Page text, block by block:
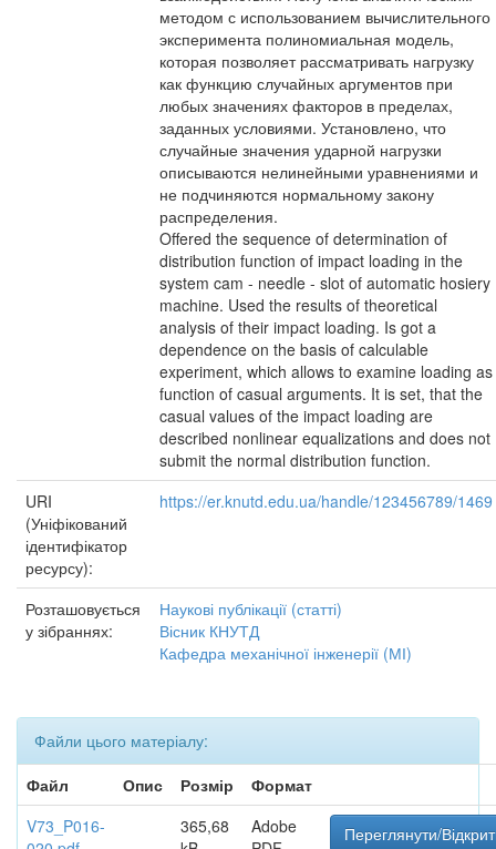
методом с использованием вычислительного
эксперимента полиномиальная модель,
которая позволяет рассматривать нагрузку
как функцию случайных аргументов при
любых значениях факторов в пределах,
заданных условиями. Установлено, что
случайные значения ударной нагрузки
описываются нелинейными уравнениями и
не подчиняются нормальному закону
распределения.
Offered the sequence of determination of
distribution function of impact loading in the
system cam - needle - slot of automatic hosiery
machine. Used the results of theoretical
analysis of their impact loading. Is got a
dependence on the basis of calculable
experiment, which allows to examine loading as
function of casual arguments. It is set, that the
casual values of the impact loading are
described nonlinear equalizations and does not
submit the normal distribution function.
URI
(Уніфікований
ідентифікатор
ресурсу):
https://er.knutd.edu.ua/handle/123456789/1469
Розташовується
у зібраннях:
Наукові публікації (статті)
Вісник КНУТД
Кафедра механічної інженерії (МІ)
Файли цього матеріалу:
Файл
Опис Розмір
Формат
V73_P016-
365,68
Adobe
Переглянути/